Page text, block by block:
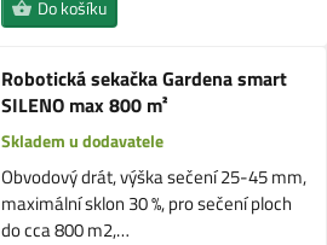
Do košíku
Robotická sekačka Gardena smart
SILENO max 800 m²
Skladem u dodavatele
Obvodový drát, výška sečení 25-45 mm,
maximální sklon 30 %, pro sečení ploch
do cca 800 m2,…